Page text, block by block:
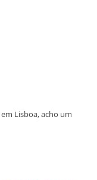
Lisboa, acho um